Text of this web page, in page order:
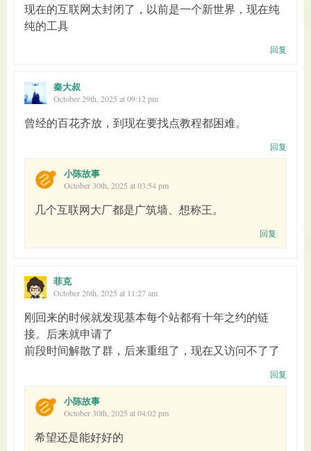
现在的互联网太封闭了，以前是一个新世界，现在纯
纯的工具
回复
秦大叔
October 29th, 2025 at 09:12 pm
曾经的百花齐放，到现在要找点教程都困难。
回复
小陈故事
October 30th, 2025 at 03:54 pm
几个互联网大厂都是广筑墙、想称王。
回复
菲克
October 26th, 2025 at 11:27 am
刚回来的时候就发现基本每个站都有十年之约的链
接。后来就申请了
前段时间解散了群，后来重组了，现在又访问不了了
回复
小陈故事
October 30th, 2025 at 04:02 pm
希望还是能好好的